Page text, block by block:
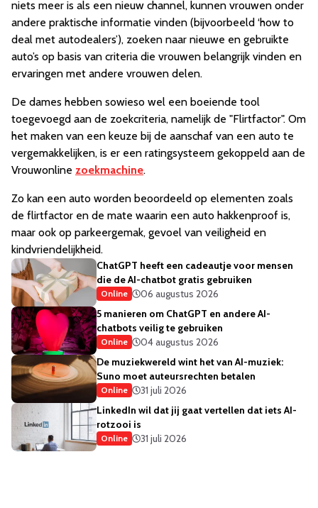
niets meer is als een nieuw channel, kunnen vrouwen onder
andere praktische informatie vinden (bijvoorbeeld ‘how to
deal met autodealers’), zoeken naar nieuwe en gebruikte
auto’s op basis van criteria die vrouwen belangrijk vinden en
ervaringen met andere vrouwen delen.
De dames hebben sowieso wel een boeiende tool
toegevoegd aan de zoekcriteria, namelijk de "Flirtfactor". Om
het maken van een keuze bij de aanschaf van een auto te
vergemakkelijken, is er een ratingsysteem gekoppeld aan de
Vrouwonline zoekmachine.
Zo kan een auto worden beoordeeld op elementen zoals
de flirtfactor en de mate waarin een auto hakkenproof is,
maar ook op parkeergemak, gevoel van veiligheid en
kindvriendelijkheid.
ChatGPT heeft een cadeautje voor mensen
die de AI-chatbot gratis gebruiken
Online
06 augustus 2026
5 manieren om ChatGPT en andere AI-
chatbots veilig te gebruiken
Online
04 augustus 2026
De muziekwereld wint het van AI-muziek:
Suno moet auteursrechten betalen
Online
31 juli 2026
LinkedIn wil dat jij gaat vertellen dat iets AI-
rotzooi is
Online 31 juli 2026